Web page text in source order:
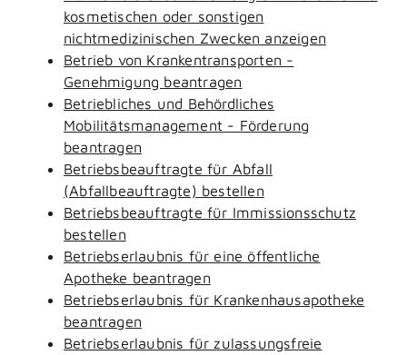
kosmetischen oder sonstigen
nichtmedizinischen Zwecken anzeigen
Betrieb von Krankentransporten -
Genehmigung beantragen
Betriebliches und Behördliches
Mobilitätsmanagement - Förderung
beantragen
Betriebsbeauftragte für Abfall
(Abfallbeauftragte) bestellen
Betriebsbeauftragte für Immissionsschutz
bestellen
Betriebserlaubnis für eine öffentliche
Apotheke beantragen
Betriebserlaubnis für Krankenhausapotheke
beantragen
Betriebserlaubnis für zulassungsfreie